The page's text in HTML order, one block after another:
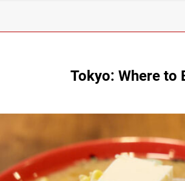
Tokyo: Where to